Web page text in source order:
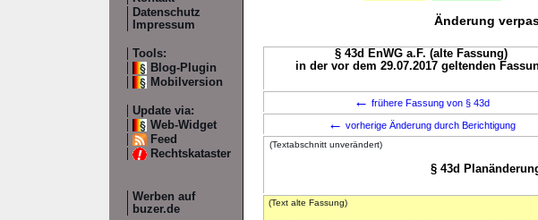
Datenschutz
Impressum
Tools:
Blog-Plugin
Mobilversion
Update via:
Web-Widget
Feed
Rechtskataster
Werben auf
buzer.de
Änderung
§ 43d EnWG a.F. (alte Fassung)
in der vor dem 29.07.2017 geltenden
← frühere Fassung von § 43d
← vorherige Änderung durch Berichtigung
(Textabschnitt unverändert)
§ 43d
(Text alte Fassung)